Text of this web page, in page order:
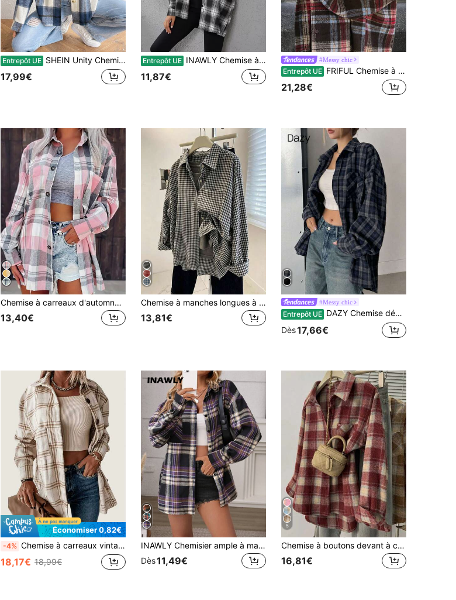
Entrepôt UE SHEIN Unity Chemise à manches longues avec imprimé à carreaux, épaules tombantes et poches à rabat
17,99€
Entrepôt UE INAWLY Chemise à manches longues à imprimé à carreaux et épaules tombantes
11,87€
#Messy chic
Entrepôt UE FRIFUL Chemise à manches longues ample à imprimé à carreaux avec boutons pour femmes, hauts à manches trois-quarts, flanelles pour femmes
21,28€
Chemise à carreaux d'automne pour femmes, col classique, manches longues tombantes, avec poches, top polyvalent en polyester de longueur régulière, rose décontracté
13,40€
Chemise à manches longues à carreaux, simple boutonnage, poche, brossée, pour femmes, automne/hiver
13,81€
#Messy chic
Entrepôt UE DAZY Chemise décontractée à carreaux ample pour femme, style uniforme scolaire
Dès17,66€
Économiser 0,82€
-4% Chemise à carreaux vintage à manches longues avec boutons, blouse élégante et décontractée pour femmes, printemps/été vacances/Saint-Valentin
18,17€ 18,99€
INAWLY Chemisier ample à manches dolman à carreaux décontracté avec poches, chemise femme pour le printemps/automne,Top à manches longues
Dès11,49€
5
Chemise à boutons devant à carreaux brossés pour femmes, porter décontracté tous les jours, rouge printemps
16,81€